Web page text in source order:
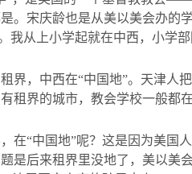
。宋庆龄也是从美以美会办的
我从上小学起就在中西，小学部
界，中西在“中国地”。天津人
租界的城市，教会学校一般都
在“中国地”呢？这是因为美国
是后来租界里没地了，美以美